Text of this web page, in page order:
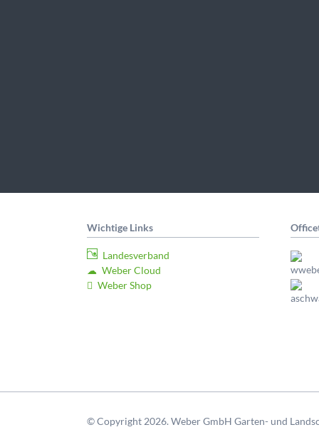
Wichtige Links
Landesverband
Weber Cloud
Weber Shop
© Copyright 2026. Weber GmbH Garten- und